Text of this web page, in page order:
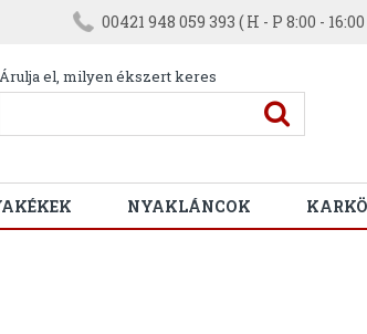
00421 948 059 393 ( H - P 8:00 - 16:00
Árulja el, milyen ékszert keres
NYAKLÁNCOK